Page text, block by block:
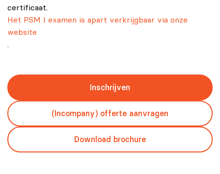
certificaat.
Het PSM I examen is apart verkrijgbaar via onze
website
.
Inschrijven
(Incompany) offerte aanvragen
Download brochure